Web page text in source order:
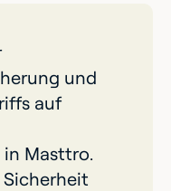
und
auf
Masttro.